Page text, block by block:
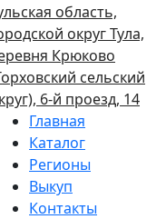
область,
округ Тула,
Крюково
сельский
6-й проезд, 14
Главная
Каталог
Регионы
Выкуп
Контакты